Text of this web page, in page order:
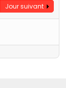
Jour suivant